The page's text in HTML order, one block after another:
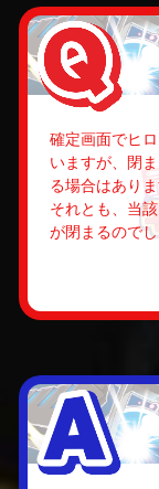
確定画面でヒ
いますが、閉
る場合はあり
それとも、当
が閉まるので